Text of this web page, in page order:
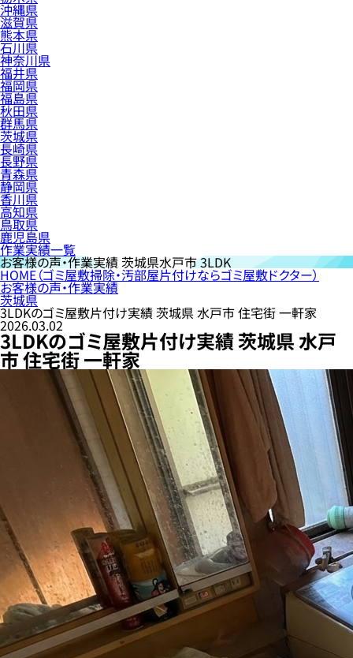
沖縄県
滋賀県
熊本県
石川県
神奈川県
福井県
福岡県
福島県
秋田県
群馬県
茨城県
長崎県
長野県
青森県
静岡県
香川県
高知県
鳥取県
鹿児島県
作業実績一覧
お客様の声・作業実績茨城県水戸市 3LDK
HOME（ゴミ屋敷掃除・汚部屋片付けならゴミ屋敷ドクター）
お客様の声・作業実績
茨城県
3LDKのゴミ屋敷片付け実績 茨城県 水戸市 住宅街 一軒家
2026.03.02
3LDKのゴミ屋敷片付け実績 茨城県 水戸
市 住宅街 一軒家